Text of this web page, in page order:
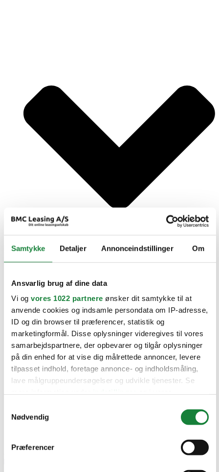
Samtykke Detaljer Annonceindstillinger Om
Ansvarlig brug af dine data
Vi og vores 1022 partnere ønsker dit samtykke til at
anvende cookies og indsamle persondata om IP-adresse,
ID og din browser til præferencer, statistik og
marketingformål. Disse oplysninger videregives til vores
samarbejdspartnere, der opbevarer og tilgår oplysninger
på din enhed for at vise dig målrettede annoncer, levere
tilpasset indhold, foretage annonce- og indholdsmåling,
lave målgruppeundersøgelser og udvikle tjenester. Se
tilbage eller ændre indstillinger fra vores
Nødvendig
Præferencer
Clever Ladeboks
Dæk og sikkerhed
FDM & bilsyn
Forsikring
Korttids-Privatleasing 6-12 mdr.
Montering af anhængertræk
Procedure
Prøvekørsel
ReLeasing hos BMC
Værd at vide